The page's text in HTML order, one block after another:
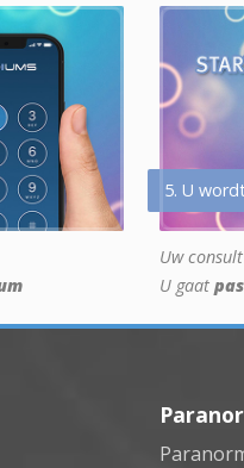
5. U
Uw
U gaat